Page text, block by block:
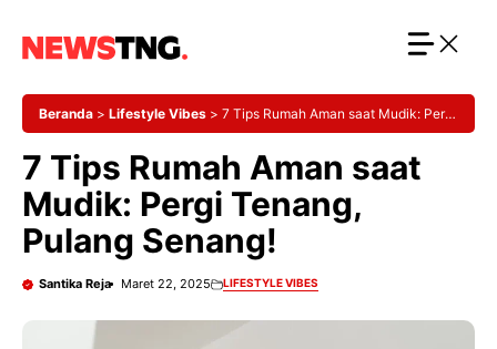
Beranda > Lifestyle Vibes > 7 Tips Rumah Aman saat Mudik: Pergi
7 Tips Rumah Aman saat
Mudik: Pergi Tenang,
Pulang Senang!
Santika Reja Maret 22, 2025 LIFESTYLE VIBES